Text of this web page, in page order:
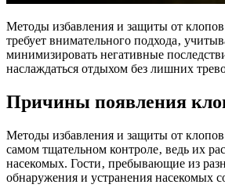
Методы избавления и защиты от
требует внимательного подхода‚
минимизировать негативные
наслаждаться отдыхом без лишних
Причины появления
Методы избавления и защиты от
самом тщательном контроле‚ ведь их
насекомых. Гости‚ пребывающие из
обнаружения и устранения насекомых